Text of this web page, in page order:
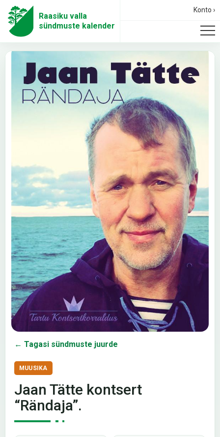
Raasiku valla
sündmuste kalender
Konto ›
← Tagasi sündmuste juurde
MUUSIKA
Jaan Tätte kontsert
“Rändaja”.